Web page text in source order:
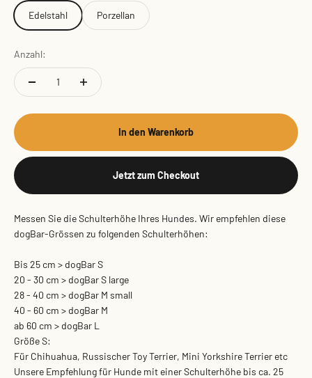
Edelstahl Porzellan
Anzahl:
In den Warenkorb
Jetzt zum Checkout
Messen Sie die Schulterhöhe Ihres Hundes. Wir empfehlen diese
dogBar-Grössen zu folgenden Schulterhöhen:
Bis 25 cm > dogBar S
20 - 30 cm > dogBar S large
28 - 40 cm > dogBar M small
40 - 60 cm > dogBar M
ab 60 cm > dogBar L
Größe S:
Für Chihuahua, Russischer Toy Terrier, Mini Yorkshire Terrier etc
Unsere Empfehlung für Hunde mit einer Schulterhöhe bis ca. 25